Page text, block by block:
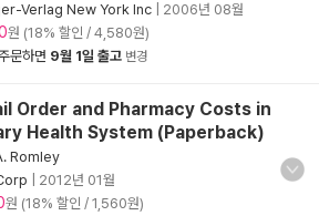
Verlag New York Inc
2006년 08월
원 (18% 할인 / 4,580원)
문하면 9월 1일 출고 변경
Order and Pharmacy Costs in
Health System (Paperback)
Romley
2012년 01월
원 (18% 할인 / 1,560원)